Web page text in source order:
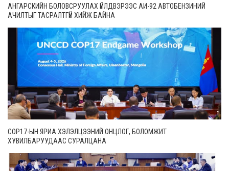
АНГАРСКИЙН БОЛОВСРУУЛАХ ҮЙЛДВЭРЭЭС АИ-92 АВТОБЕНЗИНИЙ
АЧИЛТЫГ ТАСРАЛТГҮЙ ХИЙЖ БАЙНА
COP17-ЫН ЯРИА ХЭЛЭЛЦЭЭНИЙ ОНЦЛОГ, БОЛОМЖИТ
ХУВИЛБАРУУДААС СУРАЛЦАНА